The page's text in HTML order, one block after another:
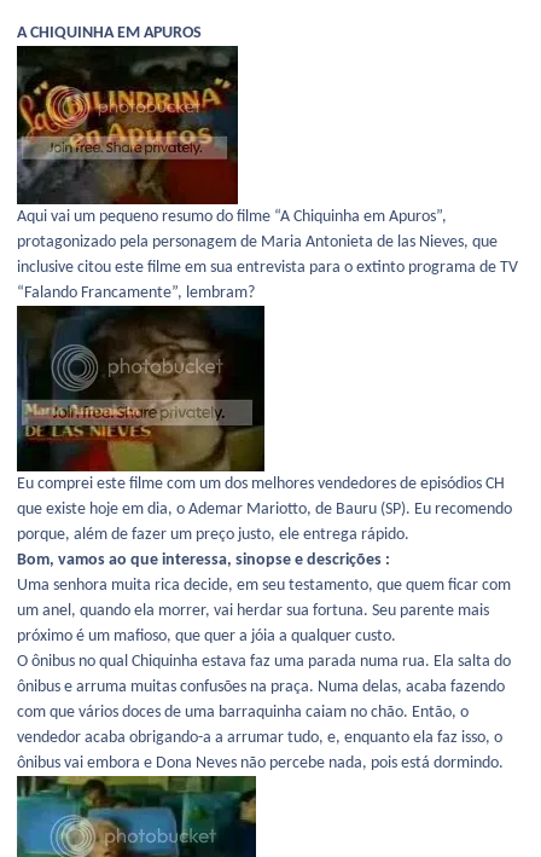
A CHIQUINHA EM APUROS
Aqui vai um pequeno resumo do filme “A Chiquinha em Apuros”,
protagonizado pela personagem de Maria Antonieta de las Nieves, que
inclusive citou este filme em sua entrevista para o extinto programa de TV
“Falando Francamente”, lembram?
Eu comprei este filme com um dos melhores vendedores de episódios CH
que existe hoje em dia, o Ademar Mariotto, de Bauru (SP). Eu recomendo
porque, além de fazer um preço justo, ele entrega rápido.
Bom, vamos ao que interessa, sinopse e descrições :
Uma senhora muita rica decide, em seu testamento, que quem ficar com
um anel, quando ela morrer, vai herdar sua fortuna. Seu parente mais
próximo é um mafioso, que quer a jóia a qualquer custo.
O ônibus no qual Chiquinha estava faz uma parada numa rua. Ela salta do
ônibus e arruma muitas confusões na praça. Numa delas, acaba fazendo
com que vários doces de uma barraquinha caiam no chão. Então, o
vendedor acaba obrigando-a a arrumar tudo, e, enquanto ela faz isso, o
ônibus vai embora e Dona Neves não percebe nada, pois está dormindo.